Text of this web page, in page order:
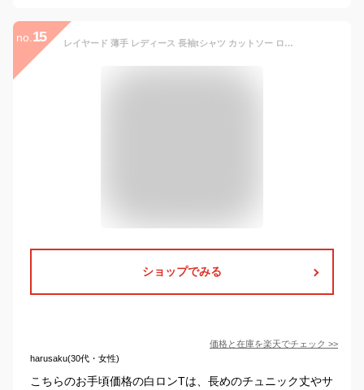
no. 15 レイヤード 薄手 レディース 長袖tシャツ カットソー ロンt インナー 秋服 サイドスリット 長袖 冬 重ね着 ロングtシャツ 春 長袖 tシャツ チュニック丈 秋 ゆったり お尻が隠れる ラウンドカット 秋物 おしゃれ 無地 シンプル カジュアル 黒 白
ショップでみる
価格と在庫を楽天でチェック >>
harusaku(30代・女性)
こちらのお手頃価格の白ロンTは、長めのチュニック丈やサ